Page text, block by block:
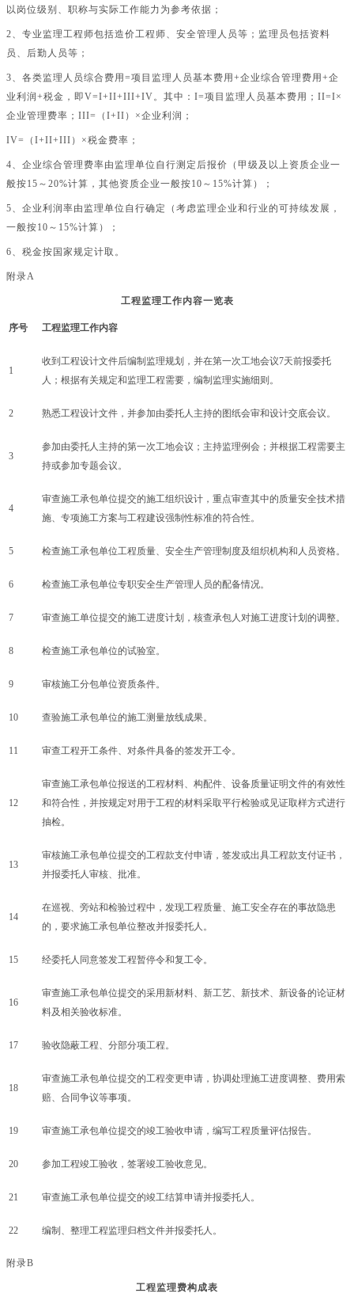
以岗位级别、职称与实际工作能力为参考依据；
2、专业监理工程师包括造价工程师、安全管理人员等；监理员包括资料
员、后勤人员等；
3、各类监理人员综合费用=项目监理人员基本费用+企业综合管理费用+企
业利润+税金，即V=I+II+III+IV。其中：I=项目监理人员基本费用；II=I×
企业管理费率；III=（I+II）×企业利润；
IV=（I+II+III）×税金费率；
4、企业综合管理费率由监理单位自行测定后报价（甲级及以上资质企业一
般按15～20%计算，其他资质企业一般按10～15%计算）；
5、企业利润率由监理单位自行确定（考虑监理企业和行业的可持续发展，
一般按10～15%计算）；
6、税金按国家规定计取。
附录A
工程监理工作内容一览表
序号 工程监理工作内容
1
收到工程设计文件后编制监理规划，并在第一次工地会议7天前报委托
人；根据有关规定和监理工程需要，编制监理实施细则。
2 熟悉工程设计文件，并参加由委托人主持的图纸会审和设计交底会议。
3
参加由委托人主持的第一次工地会议；主持监理例会；并根据工程需要主
持或参加专题会议。
4
审查施工承包单位提交的施工组织设计，重点审查其中的质量安全技术措
施、专项施工方案与工程建设强制性标准的符合性。
5 检查施工承包单位工程质量、安全生产管理制度及组织机构和人员资格。
6 检查施工承包单位专职安全生产管理人员的配备情况。
7 审查施工单位提交的施工进度计划，核查承包人对施工进度计划的调整。
8 检查施工承包单位的试验室。
9 审核施工分包单位资质条件。
10 查验施工承包单位的施工测量放线成果。
11 审查工程开工条件、对条件具备的签发开工令。
12
审查施工承包单位报送的工程材料、构配件、设备质量证明文件的有效性
和符合性，并按规定对用于工程的材料采取平行检验或见证取样方式进行
抽检。
13
审核施工承包单位提交的工程款支付申请，签发或出具工程款支付证书，
并报委托人审核、批准。
14
在巡视、旁站和检验过程中，发现工程质量、施工安全存在的事故隐患
的，要求施工承包单位整改并报委托人。
15 经委托人同意签发工程暂停令和复工令。
16
审查施工承包单位提交的采用新材料、新工艺、新技术、新设备的论证材
料及相关验收标准。
17 验收隐蔽工程、分部分项工程。
18
审查施工承包单位提交的工程变更申请，协调处理施工进度调整、费用索
赔、合同争议等事项。
19 审查施工承包单位提交的竣工验收申请，编写工程质量评估报告。
20 参加工程竣工验收，签署竣工验收意见。
21 审查施工承包单位提交的竣工结算申请并报委托人。
22 编制、整理工程监理归档文件并报委托人。
附录B
工程监理费构成表